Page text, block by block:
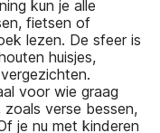
kun je alle
fietsen of
lezen. De sfeer is
huisjes,
voor wie graag
verse bessen,
je nu met kinderen